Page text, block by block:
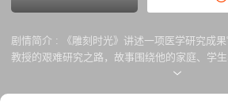
剧情简介 :
《雕刻时光》讲述一项医学研究成
教授的艰难研究之路，故事围绕他的家庭、学生
新老两代人的情感纠葛淋漓尽致地展现在观众